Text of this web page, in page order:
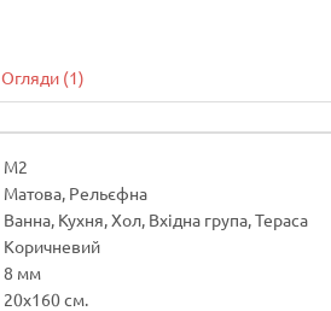
Огляди (1)
М2
Матова, Рельєфна
Ванна, Кухня, Хол, Вхідна група, Тераса
Коричневий
8 мм
20х160 см.